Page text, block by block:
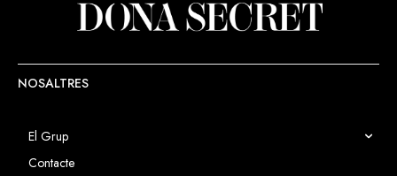
NOSALTRES
El Grup
Contacte